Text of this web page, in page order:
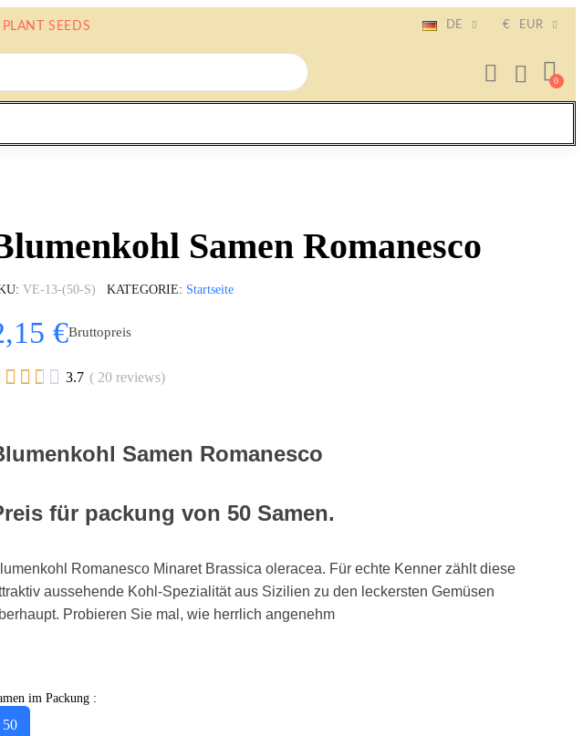
SEEDS DE € EUR
Samen Romanesco
VE-13-(50-S) KATEGORIE Startseite
€Bruttopreis
    3.7 ( 20 reviews)
Samen Romanesco
für packung von 50 Samen.
Romanesco Minaret Brassica oleracea. Für echte Kenner zählt diese
aussehende Kohl-Spezialität aus Sizilien zu den leckersten Gemüsen
Probieren Sie mal, wie herrlich angenehm
im Packung :
50